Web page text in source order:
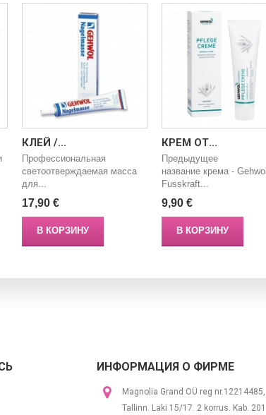
КЛЕЙ /...
Профессиональная
светоотверждаемая масса
для...
17,90 €
В КОРЗИНУ
КРЕМ ОТ...
Предыдущее
название крема - Gehwol
Fusskraft...
9,90 €
В КОРЗИНУ
ИНФОРМАЦИЯ О ФИРМЕ
Magnolia Grand OÜ reg nr.12214485,
Tallinn. Laki 15/17. 2 korrus. Kab. 201